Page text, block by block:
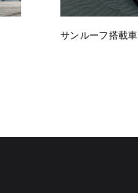
サンルーフ搭載車